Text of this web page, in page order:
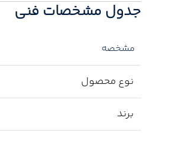
جدول مشخصات فنی
مشخصه
نوع محصول
برند